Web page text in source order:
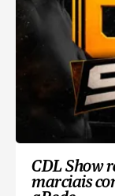
CDL Show
marciais